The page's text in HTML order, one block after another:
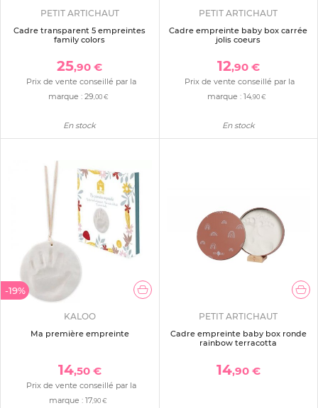
PETIT ARTICHAUT
Cadre transparent 5 empreintes
family colors
25,90 €
Prix de vente conseillé par la
marque : 29 ,00 €
En stock
PETIT ARTICHAUT
Cadre empreinte baby box carrée
jolis coeurs
12,90 €
Prix de vente conseillé par la
marque :14,90 €
En stock
-19%
KALOO
Ma première empreinte
14,50 €
Prix de vente conseillé par la
marque :17 ,90 €
PETIT ARTICHAUT
Cadre empreinte baby box ronde
rainbow terracotta
14,90 €